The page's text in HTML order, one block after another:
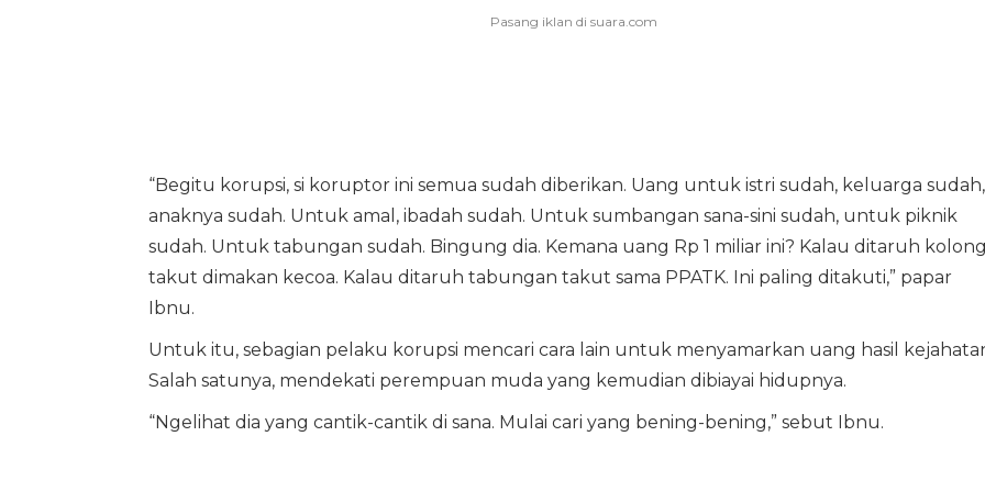
“Begitu korupsi, si koruptor ini semua sudah diberikan. Uang untuk istri sudah, keluarga sudah,
anaknya sudah. Untuk amal, ibadah sudah. Untuk sumbangan sana-sini sudah, untuk piknik
sudah. Untuk tabungan sudah. Bingung dia. Kemana uang Rp 1 miliar ini? Kalau ditaruh
takut dimakan kecoa. Kalau ditaruh tabungan takut sama PPATK. Ini paling ditakuti,” papar
Ibnu.
Untuk itu, sebagian pelaku korupsi mencari cara lain untuk menyamarkan uang hasil
Salah satunya, mendekati perempuan muda yang kemudian dibiayai hidupnya.
“Ngelihat dia yang cantik-cantik di sana. Mulai cari yang bening-bening,” sebut Ibnu.